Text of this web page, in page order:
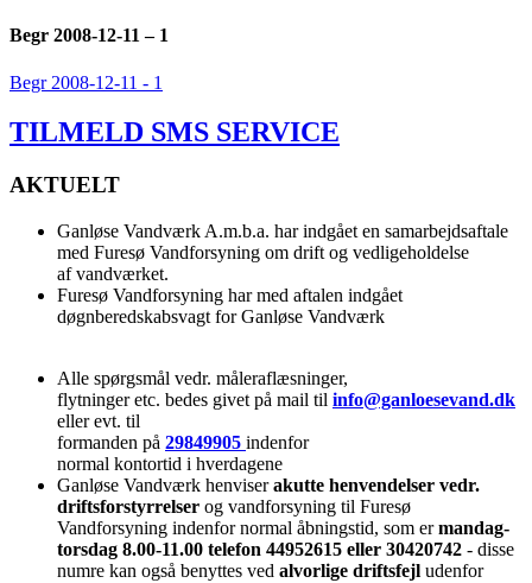
Begr 2008-12-11 – 1
Begr 2008-12-11 - 1
TILMELD SMS SERVICE
AKTUELT
Ganløse Vandværk A.m.b.a. har indgået en samarbejdsaftale
med Furesø Vandforsyning om drift og vedligeholdelse
af vandværket.
Furesø Vandforsyning har med aftalen indgået
døgnberedskabsvagt for Ganløse Vandværk
Alle spørgsmål vedr. måleraflæsninger,
flytninger etc. bedes givet på mail til info@ganloesevand.dk
eller evt. til
formanden på 29849905 indenfor
normal kontortid i hverdagene
Ganløse Vandværk henviserakutte henvendelser vedr.
driftsforstyrrelser og vandforsyning til Furesø
Vandforsyning indenfor normal åbningstid, som ermandag-
torsdag 8.00-11.00 telefon 44952615 eller 30420742 - disse
numre kan også benyttes ved alvorlige driftsfejl udenfor